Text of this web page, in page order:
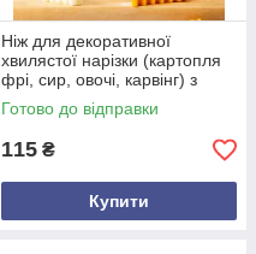
Ніж для декоративної
хвилястої нарізки (картопля
фрі, сир, овочі, карвінг) з
нержавіючої сталі, 14 см
Готово до відправки
115 ₴
Купити